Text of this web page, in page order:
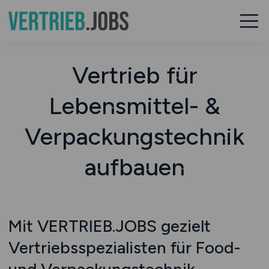
Vertrieb für
Lebensmittel- &
Verpackungstechnik
aufbauen
Mit VERTRIEB.JOBS gezielt
Vertriebsspezialisten für Food-